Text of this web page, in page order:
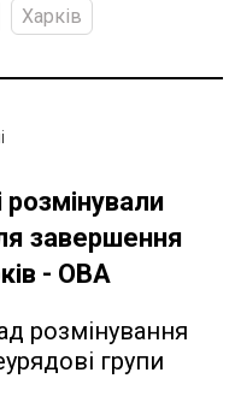
Харків
розмінували
завершення
- ОВА
розмінування
групи